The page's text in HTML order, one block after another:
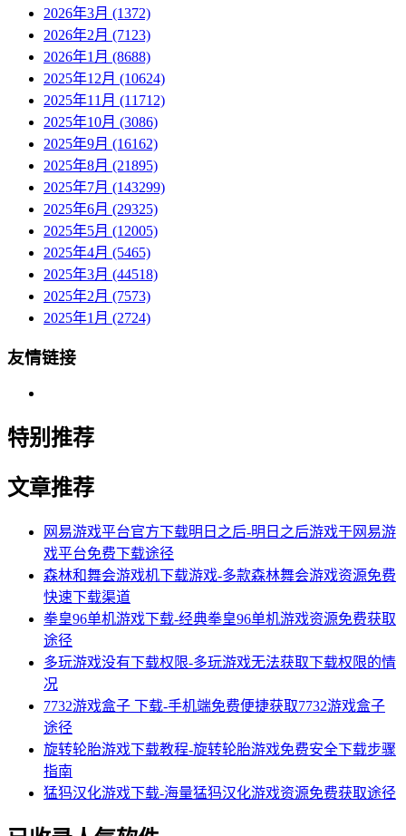
2026年3月 (1372)
2026年2月 (7123)
2026年1月 (8688)
2025年12月 (10624)
2025年11月 (11712)
2025年10月 (3086)
2025年9月 (16162)
2025年8月 (21895)
2025年7月 (143299)
2025年6月 (29325)
2025年5月 (12005)
2025年4月 (5465)
2025年3月 (44518)
2025年2月 (7573)
2025年1月 (2724)
友情链接
特别推荐
文章推荐
网易游戏平台官方下载明日之后-明日之后游戏于网易游
戏平台免费下载途径
森林和舞会游戏机下载游戏-多款森林舞会游戏资源免费
快速下载渠道
拳皇96单机游戏下载-经典拳皇96单机游戏资源免费获取
途径
多玩游戏没有下载权限-多玩游戏无法获取下载权限的情
况
7732游戏盒子 下载-手机端免费便捷获取7732游戏盒子
途径
旋转轮胎游戏下载教程-旋转轮胎游戏免费安全下载步骤
指南
猛犸汉化游戏下载-海量猛犸汉化游戏资源免费获取途径